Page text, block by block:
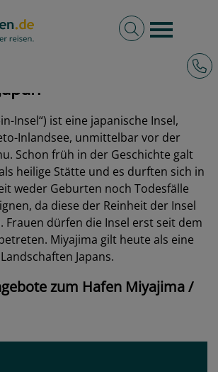
Burger
Volltextsuche
Insel“) ist eine japanische Insel,
Inlandsee, unmittelbar vor der
Schon früh in der Geschichte galt
heilige Stätte und es durften sich in
weder Geburten noch Todesfälle
da diese der Reinheit der Insel
Frauen dürfen die Insel erst seit dem
Miyajima gilt heute als eine
Japans.
zum Hafen Miyajima /